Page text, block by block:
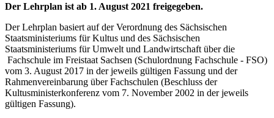
Der Lehrplan ist ab 1. August 2021 freigegeben.
Der Lehrplan basiert auf der Verordnung des Sächsischen
Staatsministeriums für Kultus und des Sächsischen
Staatsministeriums für Umwelt und Landwirtschaft über die
Fachschule im Freistaat Sachsen (Schulordnung Fachschule - FSO)
vom 3. August 2017 in der jeweils gültigen Fassung und der
Rahmenvereinbarung über Fachschulen (Beschluss der
Kultusministerkonferenz vom 7. November 2002 in der jeweils
gültigen Fassung).